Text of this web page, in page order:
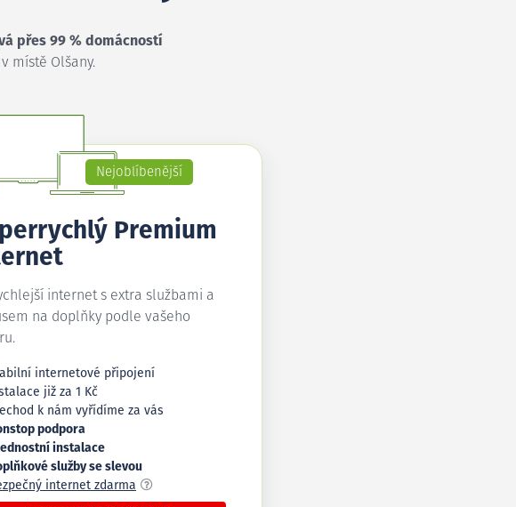
přes 99 % domácností
místě Olšany.
Nejoblíbenější
Premium
internet s extra službami a
na doplňky podle vašeho
internetové připojení
již za 1 Kč
k nám vyřídíme za vás
podpora
instalace
služby se slevou
internet zdarma